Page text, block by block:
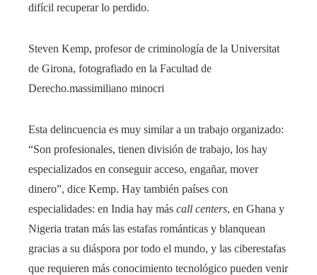
difícil recuperar lo perdido.
Steven Kemp, profesor de criminología de la Universitat
de Girona, fotografiado en la Facultad de
Derecho.massimiliano minocri
Esta delincuencia es muy similar a un trabajo organizado:
“Son profesionales, tienen división de trabajo, los hay
especializados en conseguir acceso, engañar, mover
dinero”, dice Kemp. Hay también países con
especialidades: en India hay más call centers, en Ghana y
Nigeria tratan más las estafas románticas y blanquean
gracias a su diáspora por todo el mundo, y las ciberestafas
que requieren más conocimiento tecnológico pueden venir